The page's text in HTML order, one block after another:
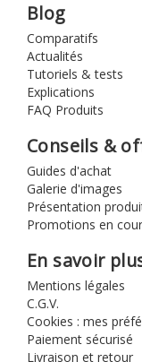
Blog
Comparatifs
Actualités
Tutoriels & tests
Explications
FAQ Produits
Conseils &
Guides d'achat
Galerie d'images
Présentation
Promotions en
En savoir
Mentions légales
C.G.V.
Cookies : mes
Paiement sécurisé
Livraison et retour